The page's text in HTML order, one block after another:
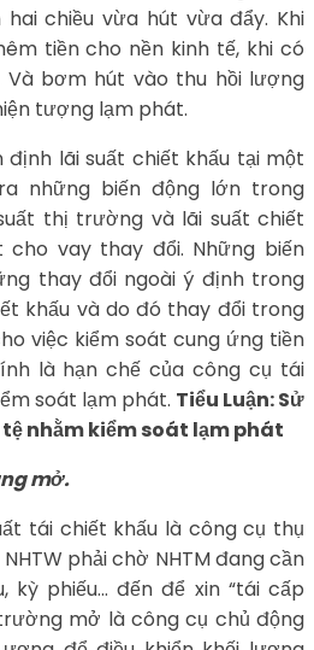
chiều vừa hút vừa đẩy. Khi
tiền cho nền kinh tế, khi có
bơm hút vào thu hồi lượng
tượng lạm phát.
định lãi suất chiết khấu tại một
những biến động lớn trong
thị trường và lãi suất chiết
cho vay thay đổi. Những biến
thay đổi ngoài ý định trong
khấu và do đó thay đổi trong
việc kiểm soát cung ứng tiền
là hạn chế của công cụ tái
soát lạm phát. Tiểu Luận: Sử
nhằm kiểm soát lạm phát
mở.
tái chiết khấu là công cụ thụ
phải chờ NHTM đang cần
kỳ phiếu… đến để xin “tái cấp
mở là công cụ chủ động